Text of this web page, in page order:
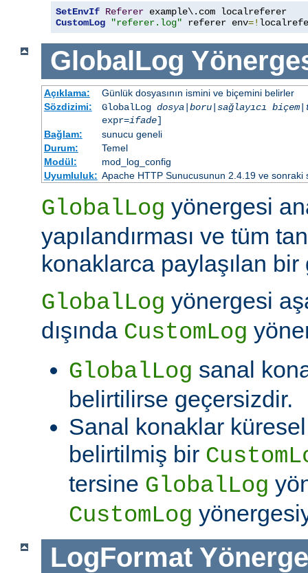
SetEnvIf Referer
CustomLog
"referer.log" referer env=!
GlobalLog
Açıklama:
Günlük dosyasının ismini ve biçemini belirler
Sözdizimi:
GlobalLog dosya| boru| sağlayıcı biçem|
expr=ifade]
Bağlam:
sunucu geneli
Durum:
Temel
Modül:
mod_log_config
Uyumluluk: Apache HTTP Sunucusunun 2.4.19 ve sonraki
GlobalLog yönergesi
yapılandırması ve tüm
konaklarca paylaşılan bir
GlobalLog yönergesi
dışında CustomLog
GlobalLog sanal
belirtilirse geçersizdir.
Sanal konaklar
belirtilmiş bir
tersine GlobalLog
CustomLog
LogFormat